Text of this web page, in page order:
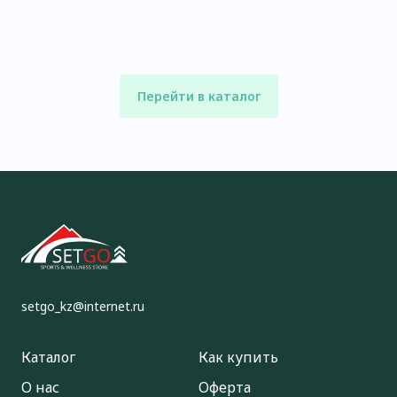
Перейти в каталог
setgo_kz@internet.ru
Каталог
О нас
Как купить
Оферта